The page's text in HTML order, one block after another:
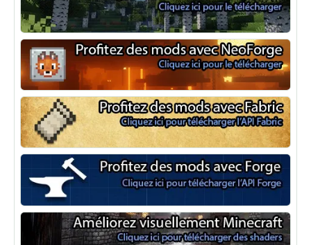
Optifine
NeoForge
Minecraft Fabric
Minecraft Forge